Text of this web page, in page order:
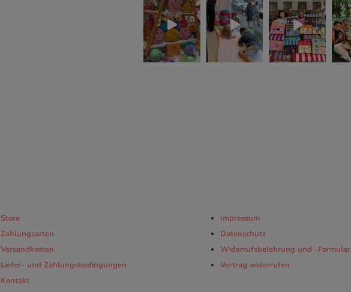
Store
Zahlungsarten
Versandkosten
Liefer- und Zahlungsbedingungen
Kontakt
Impressum
Datenschutz
Widerrufsbelehrung und -Formular
Vertrag widerrufen